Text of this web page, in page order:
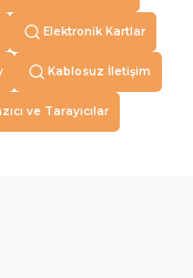
Elektronik Kartlar
Kablosuz İletişim
ve Tarayıcılar